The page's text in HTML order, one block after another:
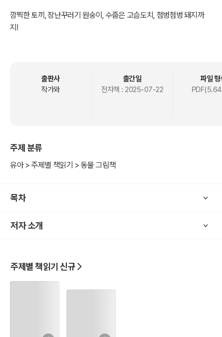
깜찍한 토끼, 장난꾸러기 원숭이, 수줍은 고슴도치, 첨벙첨벙 돼지까
지!
색칠하면서 동물의 이름도 익히고, 상상력도 쑥쑥!
출판사
작가와
출간일
전자책 : 2025-07-22
파일 형
주제 분류
유아 > 주제별 책읽기 > 동물 그림책
목차
저자 소개
주제별 책읽기 신규